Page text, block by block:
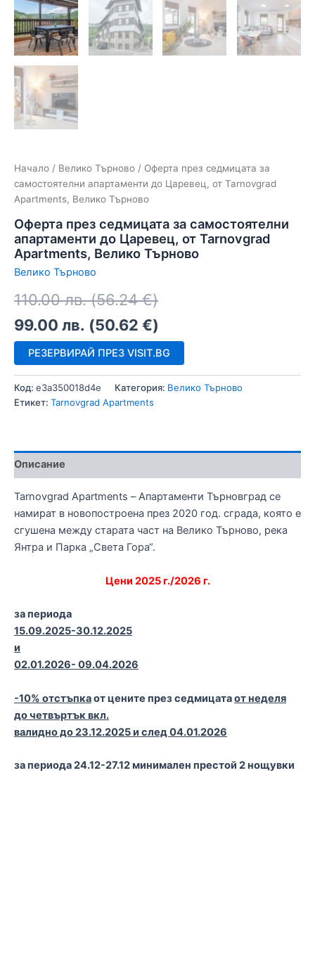
Начало / Велико Търново / Оферта през седмицата за
самостоятелни апартаменти до Царевец, от Tarnovgrad
Apartments, Велико Търново
Оферта през седмицата за самостоятелни
апартаменти до Царевец, от Tarnovgrad
Apartments, Велико Търново
Велико Търново
110.00лв. (56.24€)
99.00 лв. (50.62 €)
РЕЗЕРВИРАЙ ПРЕЗ VISIT.BG
Код: e3a350018d4e Категория: Велико Търново
Етикет: Tarnovgrad Apartments
Описание
Tarnovgrad Apartments – Апартаменти Търновград се
намират в новопостроена през 2020 год. сграда, която е
сгушена между старата част на Велико Търново, река
Янтра и Парка „Света Гора“.
Цени 2025 г./2026 г.
за периода
15.09.2025-30.12.2025
и
02.01.2026- 09.04.2026
-10% отстъпкаот цените през седмицатаот неделя
до четвъртък вкл.
валидно до 23.12.2025 и след 04.01.2026
за периода 24.12-27.12 минимален престой 2 нощувки